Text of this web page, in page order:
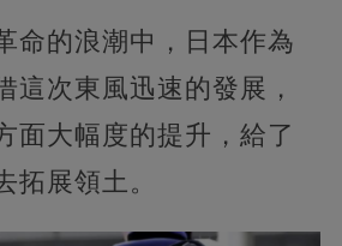
命的浪潮中，日本作為
這次東風迅速的發展，
面大幅度的提升，給了
拓展領土。